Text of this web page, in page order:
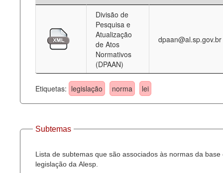
Divisão de
Pesquisa e
Atualização
de Atos
Normativos
(DPAAN)
dpaan@al.sp.gov.br
Etiquetas: legislação norma lei
Subtemas
Lista de subtemas que são associados às normas da base
legislação da Alesp.